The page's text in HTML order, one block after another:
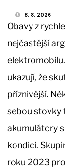
8. 8. 2026
Obavy z
nejčastější
ukazují, že
příznivější.
sebou stovky
akumulátory
kondici.
roku 2023